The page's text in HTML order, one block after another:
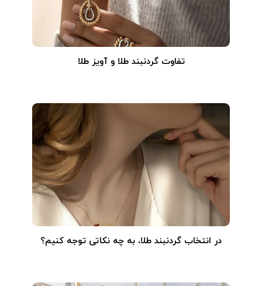
تفاوت گردنبند طلا و آویز طلا
در انتخاب گردنبند طلا‌، به چه نکاتی توجه کنیم؟